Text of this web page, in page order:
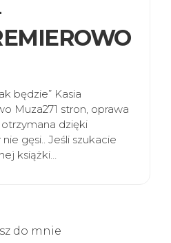
będzie” Kasia
Muza271 stron, oprawa
dzięki
gęsi.. Jeśli szukacie
książki…
do mnie